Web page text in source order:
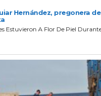
Hernández, pregonera
Estuvieron A Flor De Piel